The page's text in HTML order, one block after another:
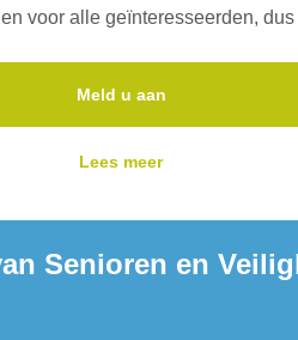
voor alle geïnteresseerden,
Meld u aan
Lees meer
Senioren en